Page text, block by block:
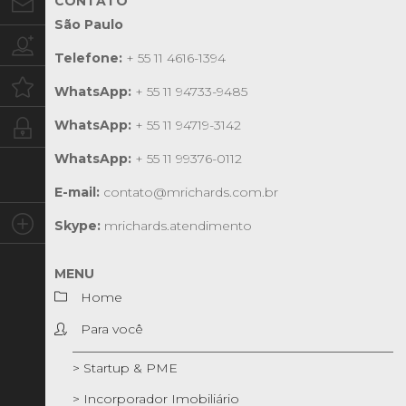
Contato
Oportunidades
Intranet
Social
São Paulo
Telefone: + 55 11 4616-1394
WhatsApp: + 55 11 94733-9485
WhatsApp: + 55 11 94719-3142
WhatsApp: + 55 11 99376-0112
E-mail: contato@mrichards.com.br
Skype: mrichards.atendimento
MENU
Home
Para você
> Startup & PME
> Incorporador Imobiliário